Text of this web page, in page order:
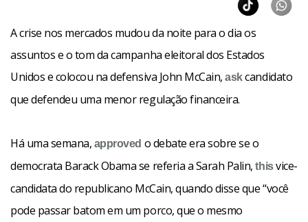
A crise nos mercados mudou da noite para o dia os
assuntos e o tom da campanha eleitoral dos Estados
Unidos e colocou na defensiva John McCain,askcandidato
que defendeu uma menor regulação financeira.
Há uma semana, approved o debate era sobre se o
democrata Barack Obama se referia a Sarah Palin,thisvice-
candidata do republicano McCain, quando disse que “você
pode passar batom em um porco, que o mesmo